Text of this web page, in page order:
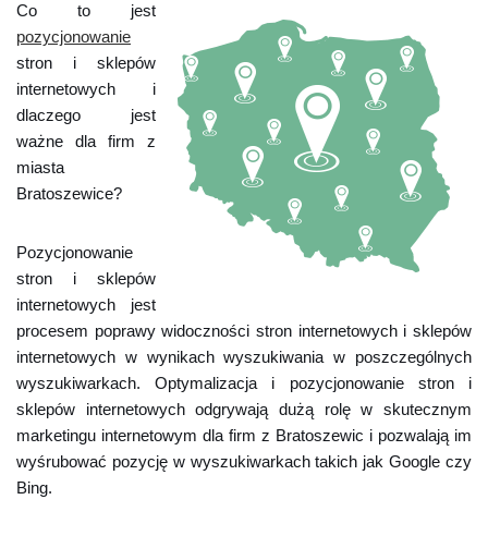
Co to jest
pozycjonowanie
stron i sklepów
internetowych i
dlaczego jest
ważne dla firm z
miasta
Bratoszewice?
Pozycjonowanie
stron i sklepów
internetowych jest
procesem poprawy widoczności stron internetowych i sklepów
internetowych w wynikach wyszukiwania w poszczególnych
wyszukiwarkach. Optymalizacja i pozycjonowanie stron i
sklepów internetowych odgrywają dużą rolę w skutecznym
marketingu internetowym dla firm z Bratoszewic i pozwalają im
wyśrubować pozycję w wyszukiwarkach takich jak Google czy
Bing.